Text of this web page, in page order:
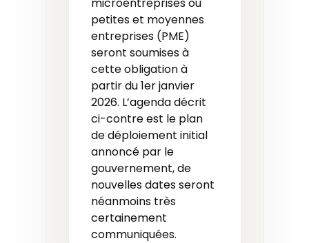
petites et moyennes
entreprises (PME)
seront soumises à
cette obligation à
partir du 1er janvier
2026. L’agenda décrit
ci-contre est le plan
de déploiement initial
annoncé par le
gouvernement, de
nouvelles dates seront
néanmoins très
certainement
communiquées.